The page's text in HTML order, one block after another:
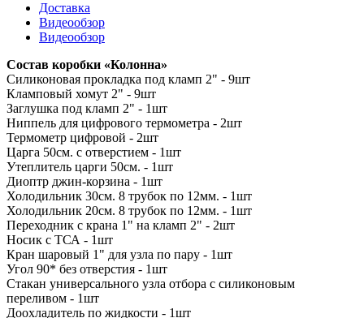
Доставка
Видеообзор
Видеообзор
Состав коробки «Колонна»
Силиконовая прокладка под кламп 2" - 9шт
Кламповый хомут 2" - 9шт
Заглушка под кламп 2" - 1шт
Ниппель для цифрового термометра - 2шт
Термометр цифровой - 2шт
Царга 50см. с отверстием - 1шт
Утеплитель царги 50см. - 1шт
Диоптр джин-корзина - 1шт
Холодильник 30см. 8 трубок по 12мм. - 1шт
Холодильник 20см. 8 трубок по 12мм. - 1шт
Переходник с крана 1" на кламп 2" - 2шт
Носик с ТСА - 1шт
Кран шаровый 1" для узла по пару - 1шт
Угол 90* без отверстия - 1шт
Стакан универсального узла отбора с силиконовым
переливом - 1шт
Доохладитель по жидкости - 1шт